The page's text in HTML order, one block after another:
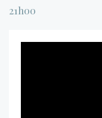
21h00